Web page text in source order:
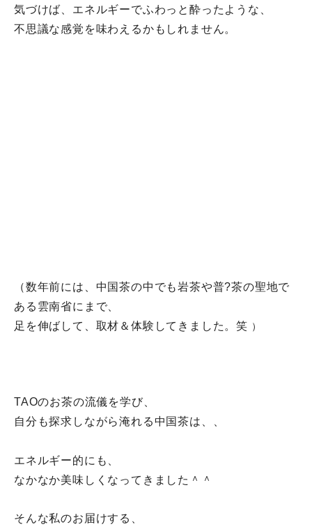
気づけば、エネルギーでふわっと酔ったような、
不思議な感覚を味わえるかもしれません。
（数年前には、 中国茶の中でも岩茶や普?茶の聖地で
ある雲南省にまで、
足を伸ばして、取材＆体験してきました。笑 ）
TAOのお茶の流儀を学び、
自分も探求しながら淹れる中国茶は、、
エネルギー的にも、
なかなか美味しくなってきました＾＾
そんな私のお届けする、